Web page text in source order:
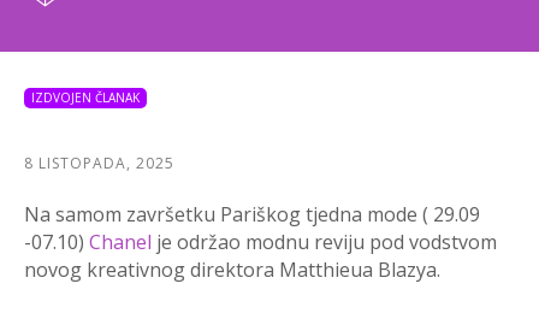
IZDVOJEN ČLANAK
8 LISTOPADA, 2025
Na samom završetku Pariškog tjedna mode ( 29.09
-07.10) Chanel je održao modnu reviju pod vodstvom
novog kreativnog direktora Matthieua Blazya.